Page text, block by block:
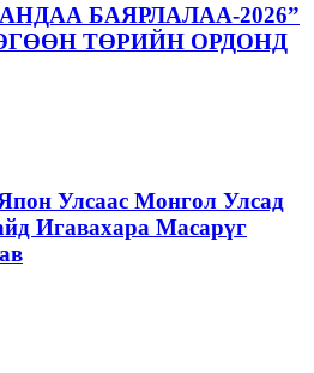
БАЯРЛАЛАА-2026”
ТӨРИЙН ОРДОНД
Улсаас Монгол Улсад
Игавахара Масарүг